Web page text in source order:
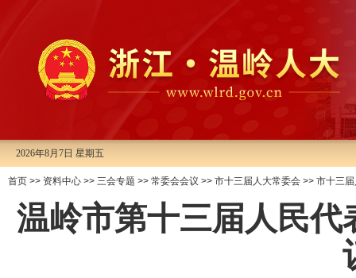
2026年8月7日 星期五
首页 >> 资料中心 >> 三会专题 >> 常委会会议 >> 市十三届人大常委会 >> 市十三
温岭市第十三届人民